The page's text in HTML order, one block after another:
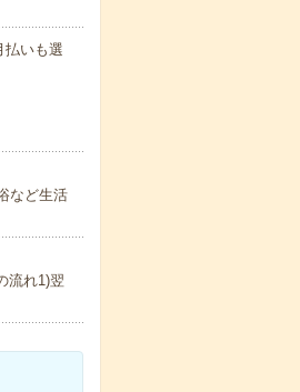
いも選
など生活
流れ1)翌